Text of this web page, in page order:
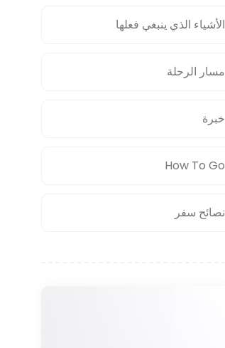
الأشياء الذي ينبغي فعلها
مسار الرحلة
خبرة
How To Go
نصائح سفر